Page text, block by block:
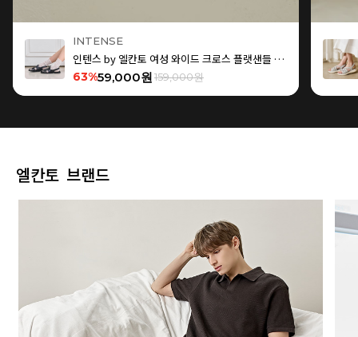
INTENSE
인텐스 by 엘칸토 여성 와이드 크로스 플랫샌들 1.5cm LCWW15I626
63%59,000원159,000원
엘칸토 브랜드